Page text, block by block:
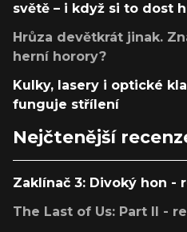
světě – i když si to dost
Hrůza devětkrát jinak.
herní horory?
Kulky, lasery i optické
funguje střílení
Nejčtenější
Zaklínač 3: Divoký hon -
The Last of Us: Part II -